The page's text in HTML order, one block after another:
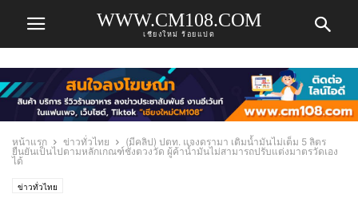
WWW.CM108.COM
เชียงใหม่ ร้อยแปด
หน้าแรก ข่าวทั่วไทย
(มีคลิป) ปตท. แจงดรามา เติมน้ำมันไม่เต็ม 5 ลิตร
ยืนยันเป็นไปตามหลักเกณฑ์ชั่งตวงวัด ผู้ค้าน้ำมันไม่สามารถปรับแต่งมาตรวัดเอง
ได้
ข่าวทั่วไทย